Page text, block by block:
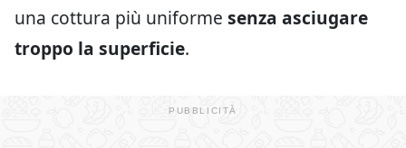
una cottura più uniforme senza asciugare
troppo la superficie.